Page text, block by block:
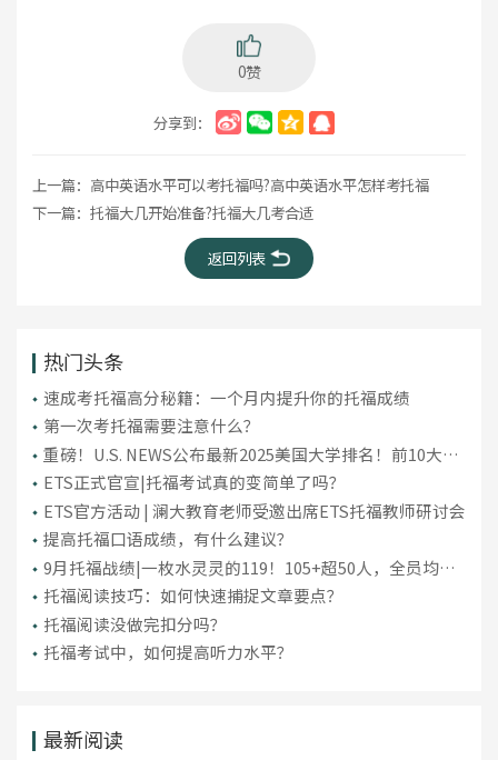
0赞
分享到：
上一篇： 高中英语水平可以考托福吗?高中英语水平怎样考托福
下一篇： 托福大几开始准备?托福大几考合适
返回列表
热门头条
​速成考托福高分秘籍：一个月内提升你的托福成绩
第一次考托福需要注意什么？
重磅！U.S. NEWS公布最新2025美国大学排名！前10大洗
牌，纽大重回TOP30！
ETS正式官宣|托福考试真的变简单了吗？
ETS官方活动 | 澜大教育老师受邀出席ETS托福教师研讨会
提高托福口语成绩，有什么建议？
9月托福战绩|一枚水灵灵的119！105+超50人，全员均分
破百！
托福阅读技巧：如何快速捕捉文章要点？
托福阅读没做完扣分吗？
托福考试中，如何提高听力水平？
最新阅读